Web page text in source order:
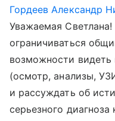
Гордеев Александр
Уважаемая
ограничиваться
возможности
(осмотр, анализы,
и рассуждать об
серьезного